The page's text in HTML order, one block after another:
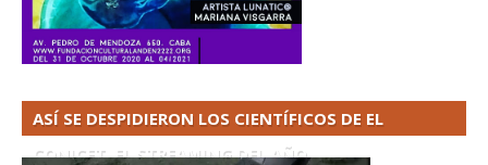
ASÍ SE DESPIDIERON LOS CIENTÍFICOS DE EL
CONICET. EL STREAMING DEL AÑO